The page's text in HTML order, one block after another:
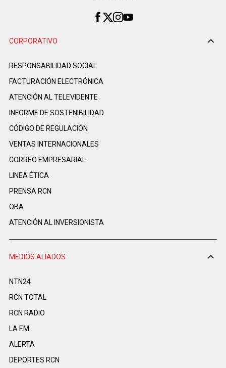
CORPORATIVO
RESPONSABILIDAD SOCIAL
FACTURACIÓN ELECTRÓNICA
ATENCIÓN AL TELEVIDENTE
INFORME DE SOSTENIBILIDAD
CÓDIGO DE REGULACIÓN
VENTAS INTERNACIONALES
CORREO EMPRESARIAL
LINEA ÉTICA
PRENSA RCN
OBA
ATENCIÓN AL INVERSIONISTA
MEDIOS ALIADOS
NTN24
RCN TOTAL
RCN RADIO
LA F.M.
ALERTA
DEPORTES RCN